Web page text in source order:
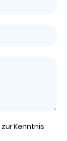
zur Kenntnis